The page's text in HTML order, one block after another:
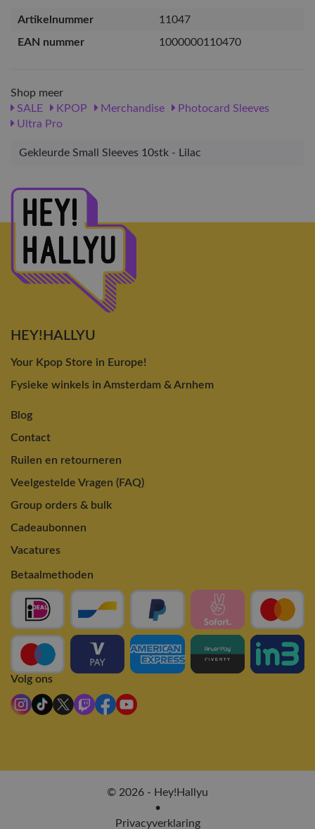
Artikelnummer
11047
EAN nummer
1000000110470
Shop meer
SALE
KPOP Merchandise
Photocard Sleeves
Ultra Pro
Gekleurde Small Sleeves 10stk - Lilac
HEY!HALLYU
Your Kpop Store in Europe!
Fysieke winkels in Amsterdam & Arnhem
Blog
Contact
Ruilen en retourneren
Veelgestelde Vragen (FAQ)
Group orders & bulk
Cadeaubonnen
Vacatures
Betaalmethoden
Volg ons
© 2026 - Hey!Hallyu
•
Privacyverklaring